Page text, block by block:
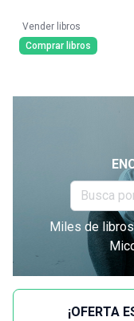
Vender libros
Comprar libros
Miles de
¡OFERTA